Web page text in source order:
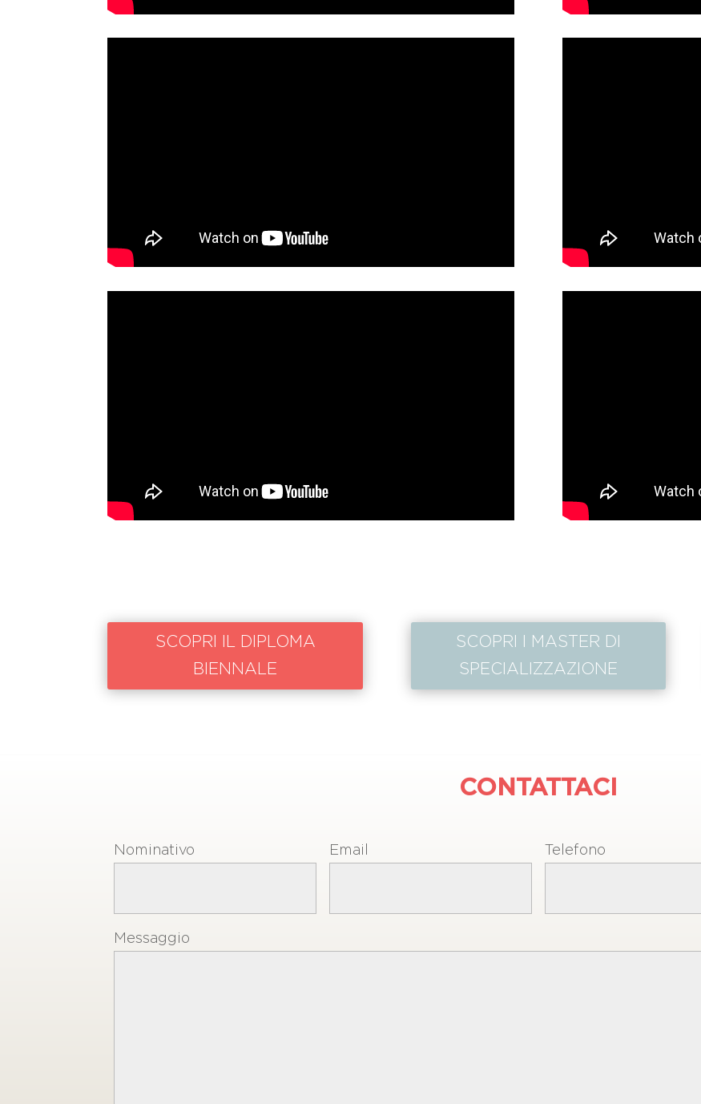
SCOPRI IL DIPLOMA
BIENNALE
SCOPRI I MASTER DI
SPECIALIZZAZIONE
CONTATTACI
Nominativo Email Telefono
Messaggio